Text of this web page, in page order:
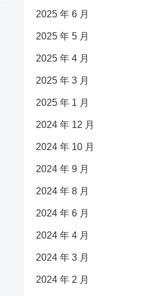
2025 年 6 月
2025 年 5 月
2025 年 4 月
2025 年 3 月
2025 年 1 月
2024 年 12 月
2024 年 10 月
2024 年 9 月
2024 年 8 月
2024 年 6 月
2024 年 4 月
2024 年 3 月
2024 年 2 月